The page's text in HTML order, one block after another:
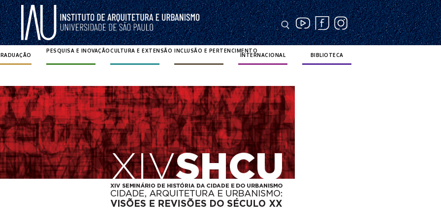
Pesquisar por:
PESQUISA E INOVAÇÃOCULTURA E EXTENSÃO INCLUSÃO E PERTENCIMENTO
INTERNACIONAL BIBLIOTECA